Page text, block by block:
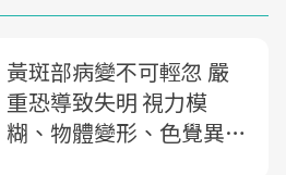
黃斑部病變不可輕忽 嚴
重恐導致失明 視力模
糊、物體變形、色覺異